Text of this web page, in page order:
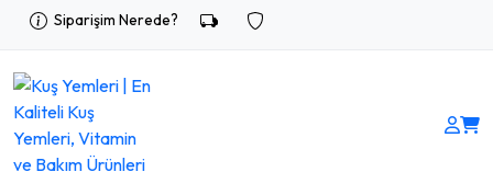
Siparişim Nerede?